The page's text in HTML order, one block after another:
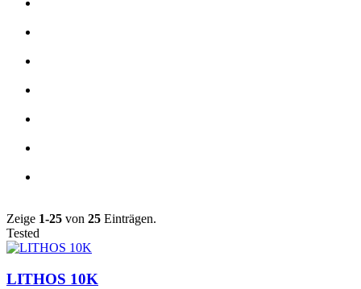
Zeige 1-25 von 25 Einträgen.
Tested
LITHOS 10K